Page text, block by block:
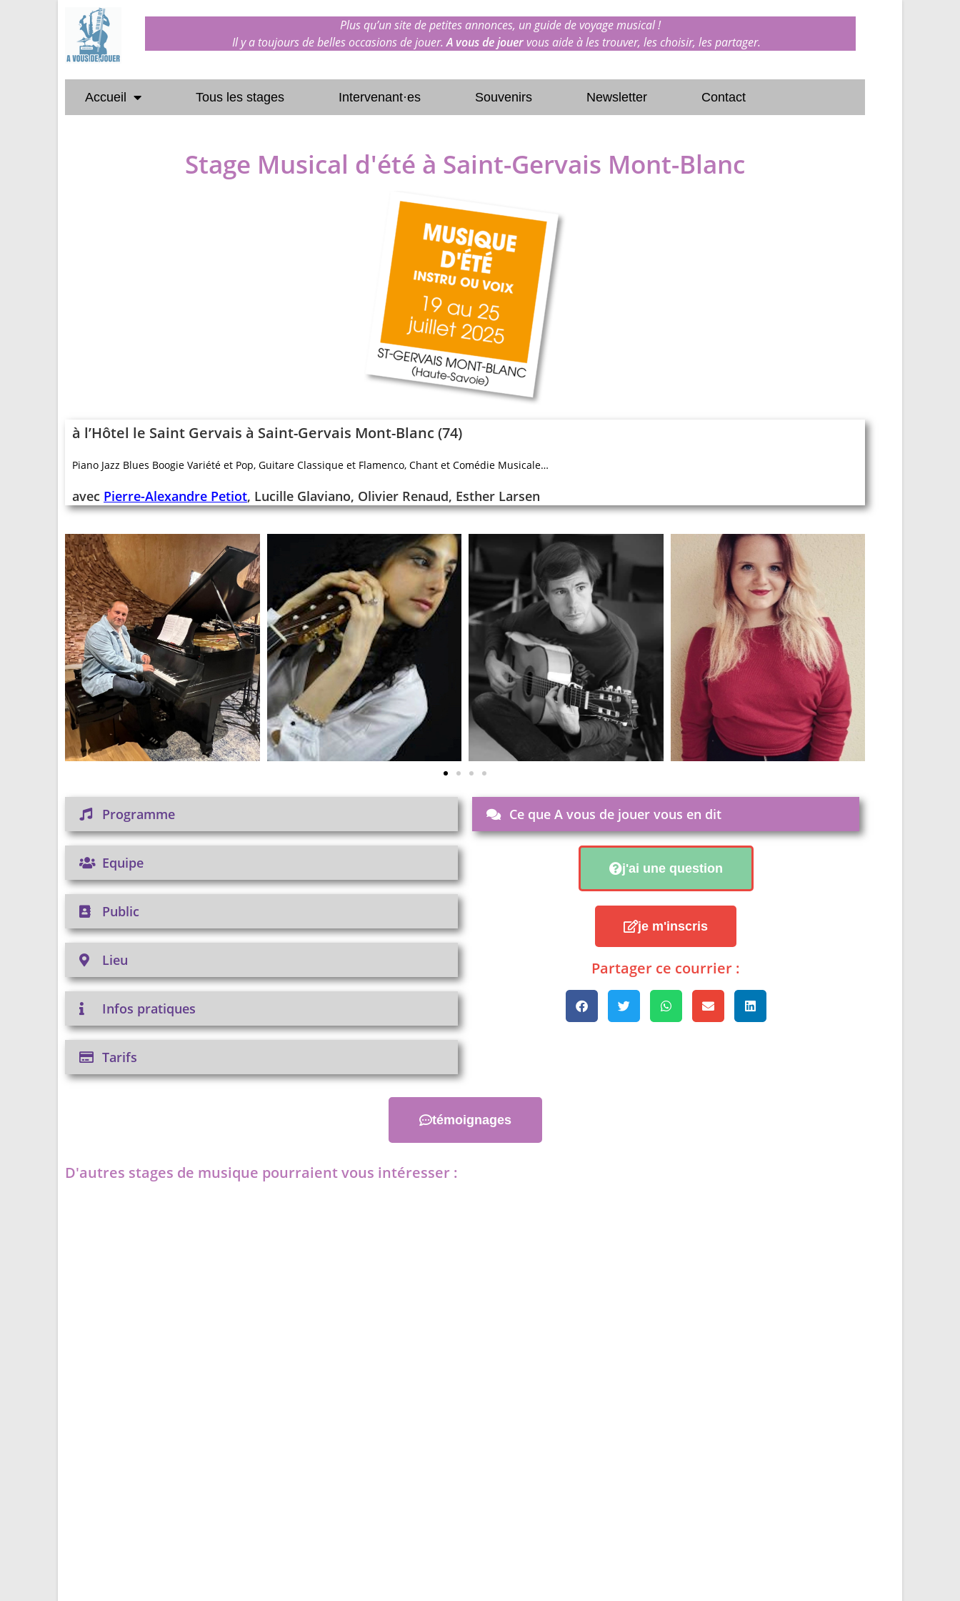
Plus qu’un site de petites annonces, un guide de voyage musical !
Il y a toujours de belles occasions de jouer.A vous de jouervous aide à les trouver, les choisir, les partager.
Accueil Tous les stages Intervenant·es Souvenirs Newsletter Contact
Stage Musical d'été à Saint-Gervais Mont-Blanc
à l’Hôtel le Saint Gervais à Saint-Gervais Mont-Blanc (74)
Piano Jazz Blues Boogie Variété et Pop, Guitare Classique et Flamenco, Chant et Comédie Musicale…
avec Pierre-Alexandre Petiot, Lucille Glaviano, Olivier Renaud, Esther Larsen
Programme
Equipe
Public
Lieu
Infos pratiques
Tarifs
Ce que A vous de jouer vous en dit
j'ai une question
je m'inscris
Partager ce courrier :
témoignages
D'autres stages de musique pourraient vous intéresser :